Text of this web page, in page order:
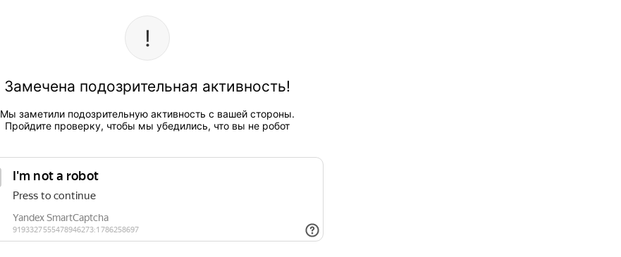
Замечена подозрительная активность!
Мы заметили подозрительную активность с вашей стороны.
Пройдите проверку, чтобы мы убедились, что вы не робот